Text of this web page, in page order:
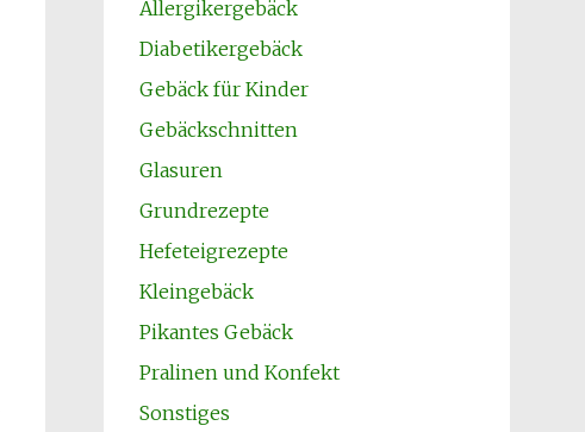
Allergikergebäck
Diabetikergebäck
Gebäck für Kinder
Gebäckschnitten
Glasuren
Grundrezepte
Hefeteigrezepte
Kleingebäck
Pikantes Gebäck
Pralinen und Konfekt
Sonstiges